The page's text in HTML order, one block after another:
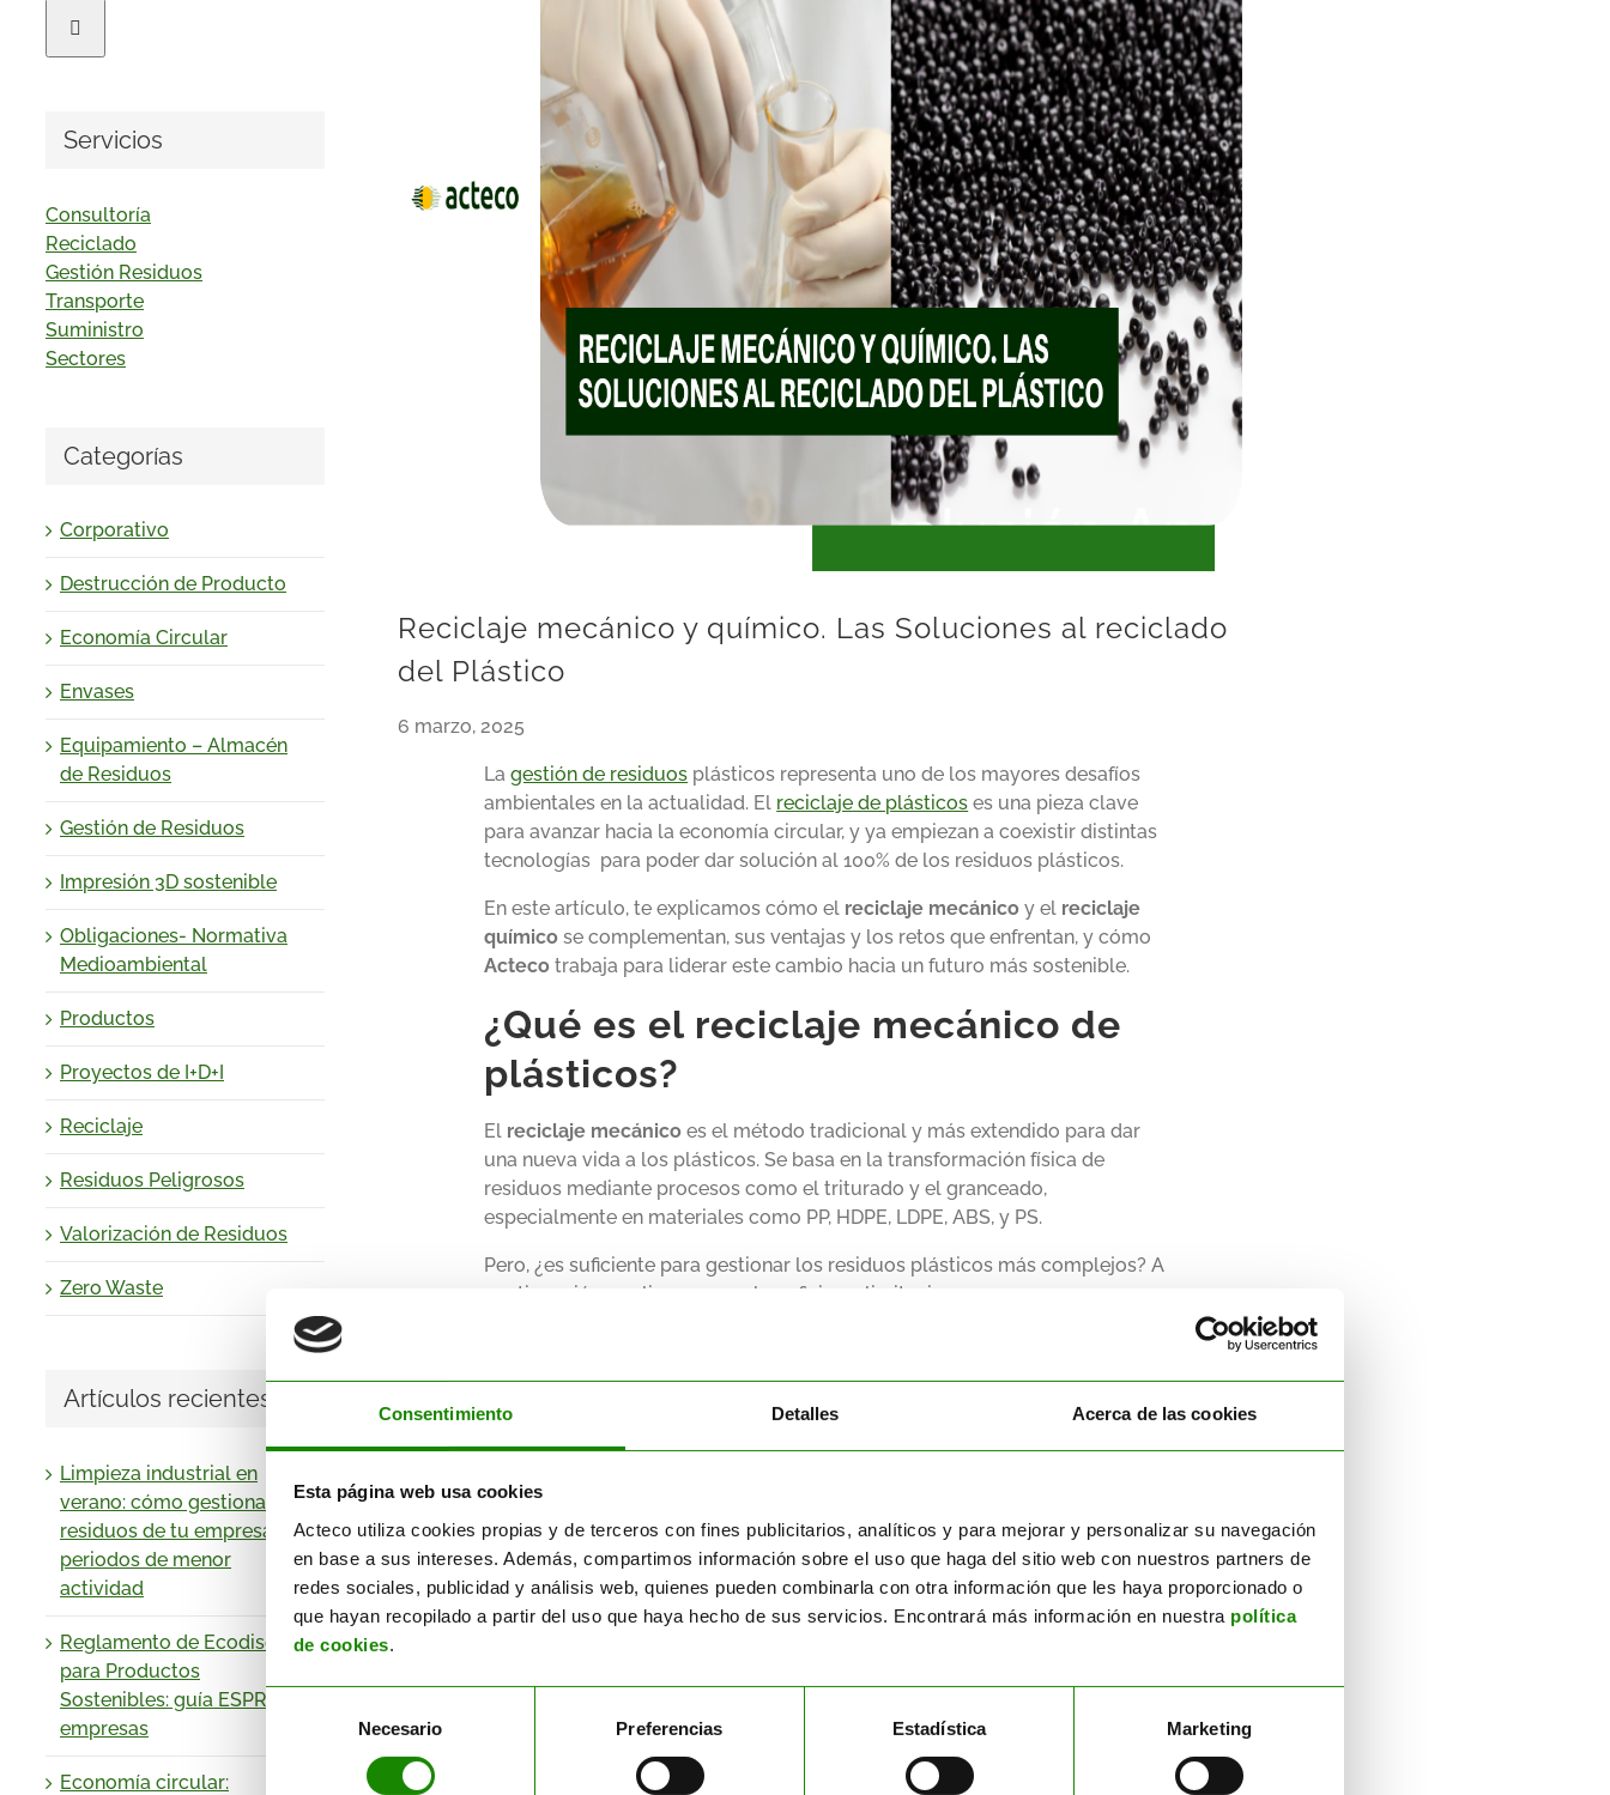
Consentimiento Detalles Acerca de las cookies
Esta página web usa cookies
Acteco utiliza cookies propias y de terceros con fines publicitarios, analíticos y para mejorar y personalizar su navegación
en base a sus intereses. Además, compartimos información sobre el uso que haga del sitio web con nuestros partners de
redes sociales, publicidad y análisis web, quienes pueden combinarla con otra información que les haya proporcionado o
que hayan recopilado a partir del uso que haya hecho de sus servicios. Encontrará más información en nuestra política
de cookies.
Selección
consentimiento
Necesario Preferencias Estadística Marketing
Reciclaje mecánico y químico. Las Soluciones al reciclado
del Plástico
6 marzo, 2025
Lagestión de residuos plásticos representa uno de los mayores desafíos
ambientales en la actualidad. El reciclaje de plásticos es una pieza clave
para avanzar hacia la economía circular, y ya empiezan a coexistirdistintas
tecnologías para poder dar solución al 100% de los residuos plásticos.
En este artículo, te explicamos cómo el reciclaje mecánico y el reciclaje
químico se complementan, sus ventajas y los retos que enfrentan, y cómo
Actecotrabaja para liderar este cambio hacia un futuro más sostenible.
¿Qué es el reciclaje mecánico de
plásticos?
El reciclaje mecánico es el método tradicional y más extendido para dar
una nueva vida a los plásticos. Se basa en la transformación física de
residuos mediante procesos como el triturado y elgranceado,
especialmente en materiales como PP, HDPE, LDPE, ABS, y PS.
Pero, ¿es suficiente para gestionar los residuos plásticos más complejos? A
continuación, analizamos sus beneficios y limitaciones.
Elreciclaje mecánico
aporta soluciones probadas y rentables en la gestión
reciclaje químico.
Costes más bajos: Es más económico para plásticos que pueden
procesarse fácilmente.
nuevos productos, disminuyendo la necesidad de materiales vírgenes.
Servicios
Consultoría
Reciclado
Gestión Residuos
Transporte
Suministro
Sectores
Categorías
Corporativo
Destrucción de Producto
Economía Circular
Envases
Equipamiento – Almacén
de Residuos
Gestión de Residuos
Impresión 3D sostenible
Obligaciones- Normativa
Medioambiental
Productos
Proyectos de I+D+I
Reciclaje
Residuos Peligrosos
Valorización de Residuos
Zero Waste
Artículos recientes
Limpieza industrial en
verano: cómo gestionar los
residuos de tu empresa en
periodos de menor
actividad
Reglamento de Ecodiseño
para Productos
Sostenibles: guía ESPR para
empresas
Economía circular: